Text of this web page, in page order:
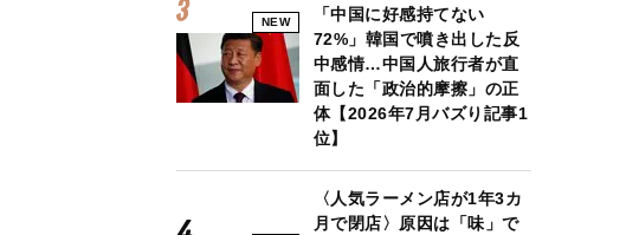
NEW
「中国に好感持てない
72%」韓国で噴き出した反
中感情…中国人旅行者が直
面した「政治的摩擦」の正
体【2026年7月バズり記事1
位】
〈人気ラーメン店が1年3カ
月で閉店〉原因は「味」で